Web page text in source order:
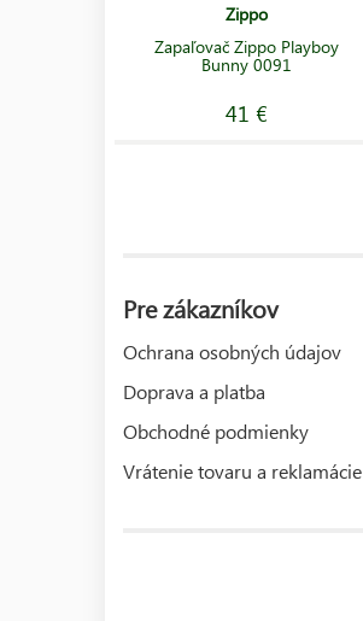
Zippo
Zapaľovač Zippo Playboy
Bunny 0091
41 €
Pre zákazníkov
Ochrana osobných údajov
Doprava a platba
Obchodné podmienky
Vrátenie tovaru a reklamácie